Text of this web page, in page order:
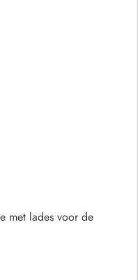
met lades voor de